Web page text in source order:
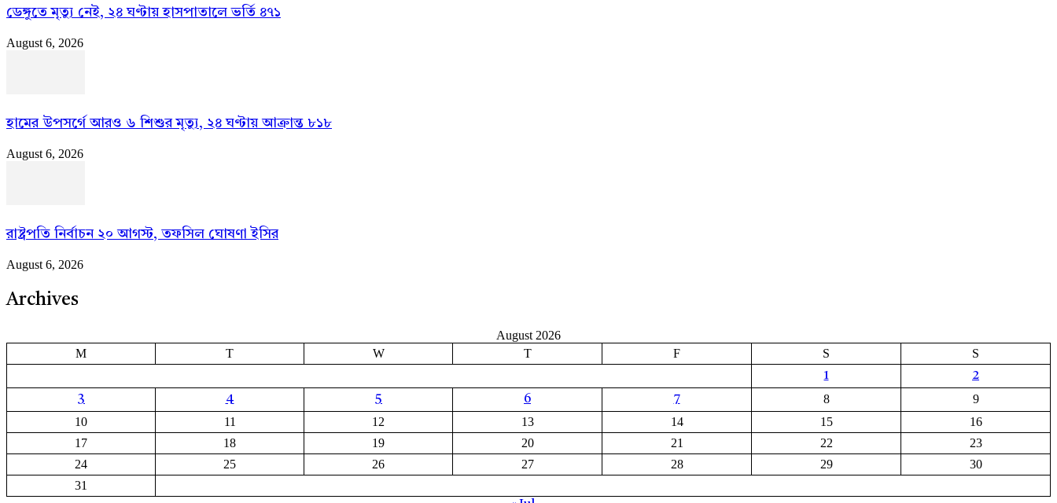
ডেঙ্গুতে মৃত্যু নেই, ২৪ ঘণ্টায় হাসপাতালে ভর্তি ৪৭১
August 6, 2026
হামের উপসর্গে আরও ৬ শিশুর মৃত্যু, ২৪ ঘণ্টায় আক্রান্ত ৮১৮
August 6, 2026
রাষ্ট্রপতি নির্বাচন ২০ আগস্ট, তফসিল ঘোষণা ইসির
August 6, 2026
Archives
August 2026
M
T W T F S S
1
2
3
4 5 6 7 8
9
10
11 12 13 14 15
16
17
18 19 20 21 22
23
24
25 26 27 28 29
30
31